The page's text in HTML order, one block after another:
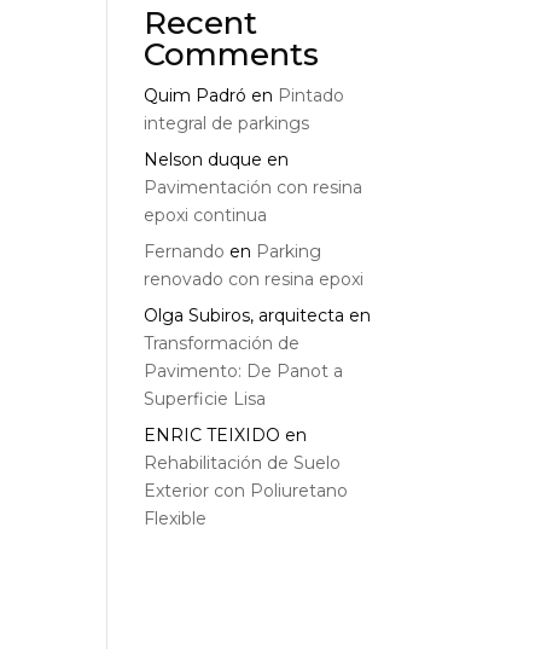
Recent
Comments
Quim Padró en Pintado
integral de parkings
Nelson duque en
Pavimentación con resina
epoxi continua
Fernando en Parking
renovado con resina epoxi
Olga Subiros, arquitecta en
Transformación de
Pavimento: De Panot a
Superficie Lisa
ENRIC TEIXIDO en
Rehabilitación de Suelo
Exterior con Poliuretano
Flexible